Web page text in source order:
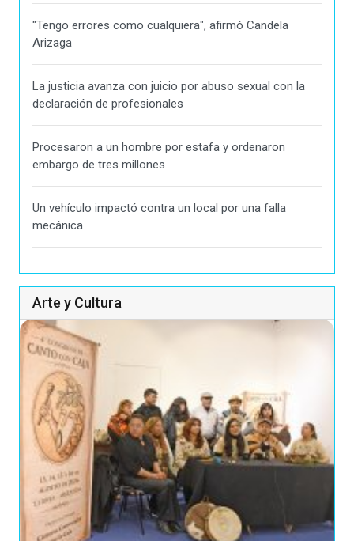
"Tengo errores como cualquiera", afirmó Candela
Arizaga
La justicia avanza con juicio por abuso sexual con la
declaración de profesionales
Procesaron a un hombre por estafa y ordenaron
embargo de tres millones
Un vehículo impactó contra un local por una falla
mecánica
Arte y Cultura